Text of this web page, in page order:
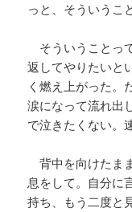
っと、そういうこ
そういうことっ
返してやりたいと
く燃え上がった。
涙になって流れ出
で泣きたくない。
背中を向けたま
息をして。自分に
持ち、もう二度と